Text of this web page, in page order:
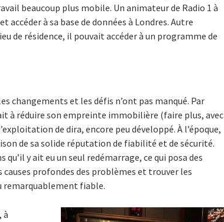
beaucoup plus mobile. Un animateur de Radio 1 à
à sa base de données à Londres. Autre
de résidence, il pouvait accéder à un programme de
changements et les défis n’ont pas manqué. Par
à réduire son empreinte immobilière (faire plus, avec
de dira, encore peu développé. À l’époque,
de sa solide réputation de fiabilité et de sécurité.
y ait eu un seul redémarrage, ce qui posa des
profondes des problèmes et trouver les
remarquablement fiable.
à